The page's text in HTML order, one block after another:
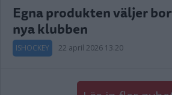
Egna produkten väljer
nya klubben
ISHOCKEY 22 april 2026 13.20